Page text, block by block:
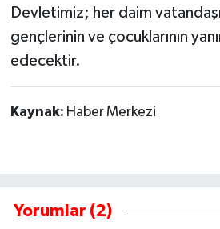
Devletimiz; her daim
gençlerinin ve çocuklarının
edecektir.
Kaynak: Haber Merkezi
Yorumlar (2)